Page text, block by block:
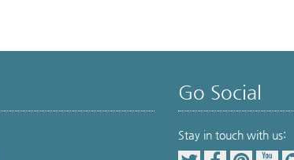
Go Social
Stay in touch with us: